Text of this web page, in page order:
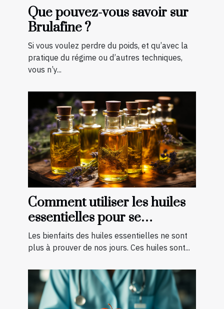
Que pouvez-vous savoir sur
Brulafine ?
Si vous voulez perdre du poids, et qu’avec la
pratique du régime ou d’autres techniques,
vous n’y...
Comment utiliser les huiles
essentielles pour se
soigner ?
Les bienfaits des huiles essentielles ne sont
plus à prouver de nos jours. Ces huiles sont...